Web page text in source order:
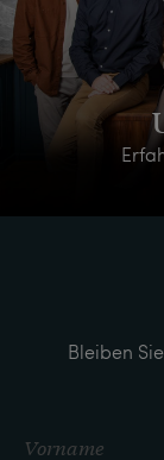
Bleiben